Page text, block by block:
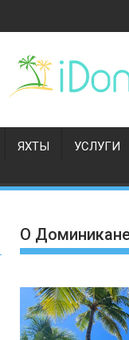
ЯХТЫ УСЛУГИ
О